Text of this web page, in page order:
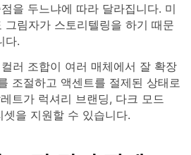
을 두느냐에 따라 달라집니다. 미
그림자가 스토리텔링을 하기 때문
다.
러 조합이 여러 매체에서 잘 확장
조절하고 액센트를 절제된 상태로
트가 럭셔리 브랜딩, 다크 모드
을 지원할 수 있습니다.